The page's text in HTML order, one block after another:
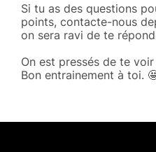
Si tu as des questions
points, contacte-nous
on sera ravi de te
On est pressés de te
Bon entrainement à toi.